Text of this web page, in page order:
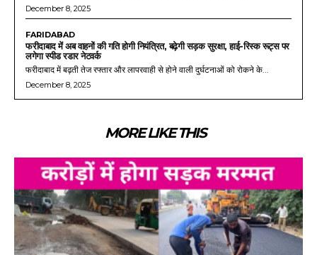
December 8, 2025
FARIDABAD
फरीदाबाद में अब वाहनों की गति होगी नियंत्रित, बढ़ेगी सड़क सुरक्षा, हाई-रिस्क रूट्स पर
लगेगा स्पीड रडार नेटवर्क
फरीदाबाद में बढ़ती तेज रफ्तार और लापरवाही से होने वाली दुर्घटनाओं को रोकने के...
December 8, 2025
MORE LIKE THIS